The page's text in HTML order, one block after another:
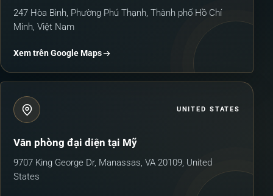
247 Hòa Bình, Phường Phú Thạnh, Thành phố Hồ Chí
Minh, Việt Nam
Xem trên Google Maps
UNITED STATES
Văn phòng đại diện tại Mỹ
9707 King George Dr, Manassas, VA 20109, United
States